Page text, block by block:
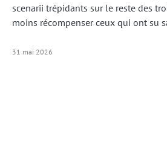
scenarii trépidants sur le reste des
moins récompenser ceux qui ont su
31 mai 2026